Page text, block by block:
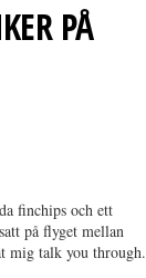
PÅ
finchips och ett
på flyget mellan
mig talk you through.